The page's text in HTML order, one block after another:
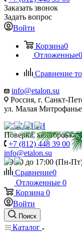
Заказать звонок
Задать вопрос
Войти
Корзина0
Отложенные0
Сравнение
info@etalon.su
Россия, г. Санкт-
ул. Малая
Поверка, калибровка,
+7 (812) 448 39 00
info@etalon.su
c 9:00 до 17:00 (Пн-
Сравнение0
Отложенные 0
Корзина 0
Войти
Поиск
Каталог